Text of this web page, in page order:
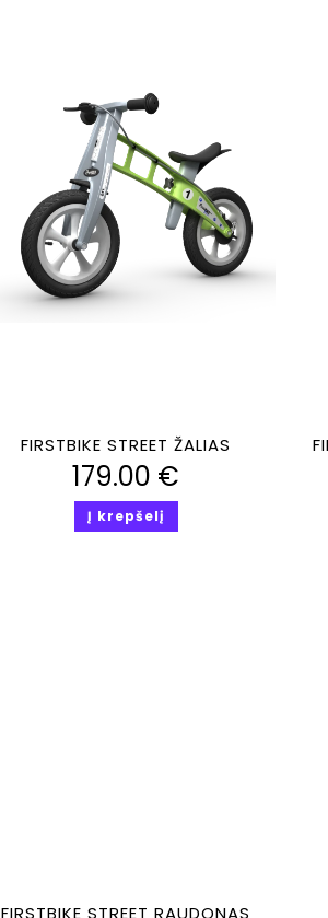
Greita peržiūra
FIRSTBIKE STREET ŽALIAS
179.00 €
Į krepšelį
Greita peržiūra
FIRSTBIKE STREET RAUDONAS